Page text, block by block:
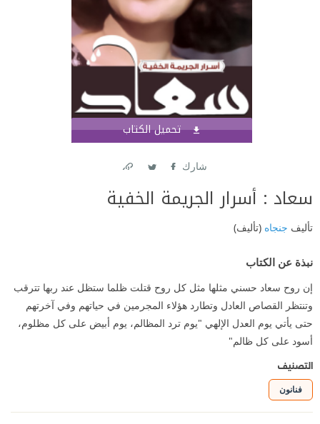
تحميل الكتاب
شارك
سعاد : أسرار الجريمة الخفية
تأليف جنجاه (تأليف)
نبذة عن الكتاب
إن روح سعاد حسني مثلها مثل كل روح قتلت ظلما ستظل عند ربها تترقب
وتنتظر القصاص العادل وتطارد هؤلاء المجرمين في حياتهم وفي آخرتهم
حتى يأتي يوم العدل الإلهي "يوم ترد المظالم، يوم أبيض على كل مظلوم،
أسود على كل ظالم"
التصنيف
فنانون